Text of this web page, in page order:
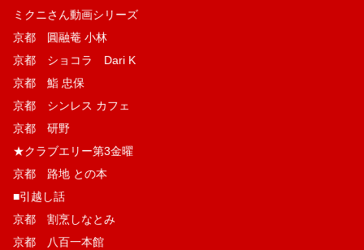
ミクニさん動画シリーズ
京都 圓融菴 小林
京都 ショコラ Dari K
京都 鮨 忠保
京都 シンレス カフェ
京都 研野
★クラブエリー第3金曜
京都 路地 との本
■引越し話
京都 割烹しなとみ
京都 八百一本館